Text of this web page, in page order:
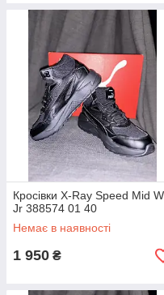
Кросівки X-Ray Speed Mid
Jr 388574 01 40
Немає в наявності
1 950 ₴